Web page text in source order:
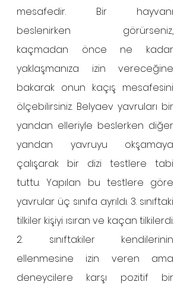
mesafedir. Bir hayvanı
beslenirken görürseniz,
kaçmadan önce ne kadar
yaklaşmanıza izin vereceğine
bakarak onun kaçış mesafesini
ölçebilirsiniz. Belyaev yavruları bir
yandan elleriyle beslerken diğer
yandan yavruyu okşamaya
çalışarak bir dizi testlere tabi
tuttu. Yapılan bu testlere göre
yavrular üç sınıfa ayrıldı. 3. sınıftaki
tilkiler kişiyi ısıran ve kaçan tilkilerdi.
2. sınıftakiler kendilerinin
ellenmesine izin veren ama
deneycilere karşı pozitif bir